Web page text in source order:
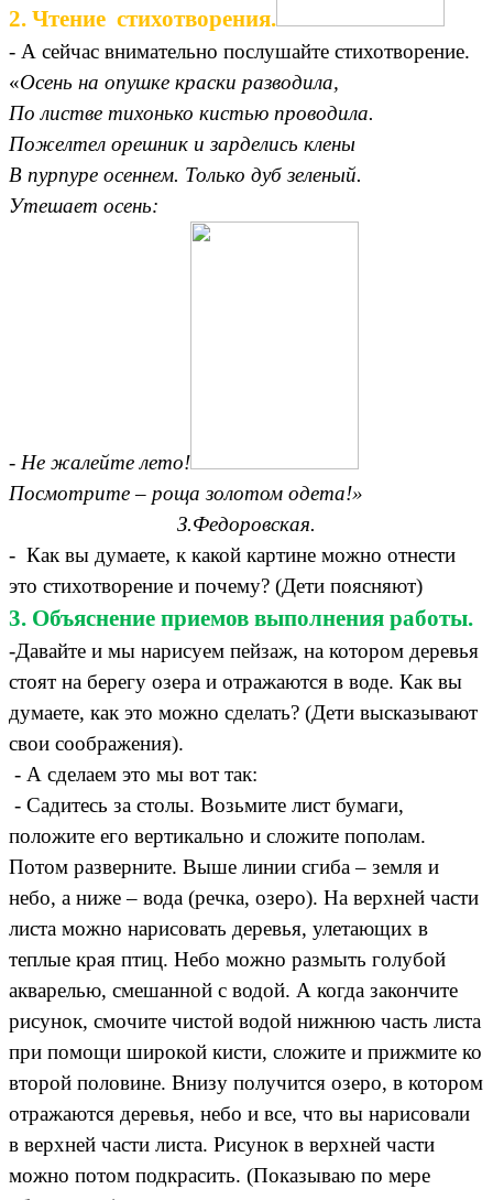
2. Чтение стихотворения.
- А сейчас внимательно послушайте стихотворение.
«Осень на опушке краски разводила,
По листве тихонько кистью проводила.
Пожелтел орешник и зарделись клены
В пурпуре осеннем. Только дуб зеленый.
Утешает осень:
- Не жалейте лето!
Посмотрите – роща золотом одета!»
З.Федоровская.
- Как вы думаете, к какой картине можно отнести
это стихотворение и почему? (Дети поясняют)
3. Объяснение приемов выполнения работы.
-Давайте и мы нарисуем пейзаж, на котором деревья
стоят на берегу озера и отражаются в воде. Как вы
думаете, как это можно сделать? (Дети высказывают
свои соображения).
- А сделаем это мы вот так:
- Садитесь за столы. Возьмите лист бумаги,
положите его вертикально и сложите пополам.
Потом разверните. Выше линии сгиба – земля и
небо, а ниже – вода (речка, озеро). На верхней части
листа можно нарисовать деревья, улетающих в
теплые края птиц. Небо можно размыть голубой
акварелью, смешанной с водой. А когда закончите
рисунок, смочите чистой водой нижнюю часть листа
при помощи широкой кисти, сложите и прижмите ко
второй половине. Внизу получится озеро, в котором
отражаются деревья, небо и все, что вы нарисовали
в верхней части листа. Рисунок в верхней части
можно потом подкрасить. (Показываю по мере